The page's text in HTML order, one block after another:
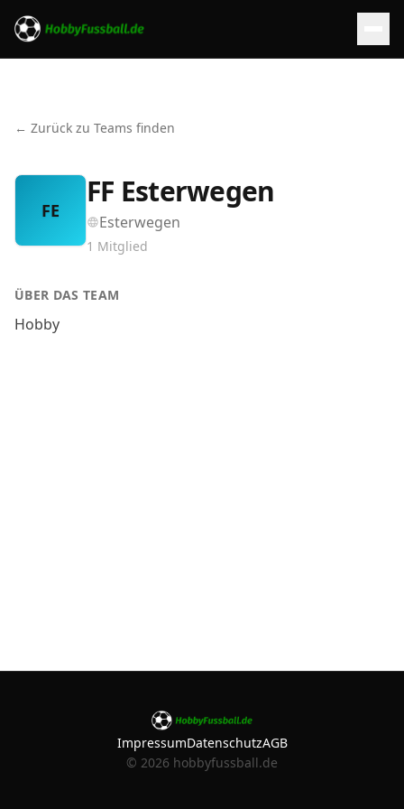
← Zurück zu Teams finden
FE
FF Esterwegen
Esterwegen
1 Mitglied
ÜBER DAS TEAM
Hobby
ImpressumDatenschutzAGB
© 2026 hobbyfussball.de